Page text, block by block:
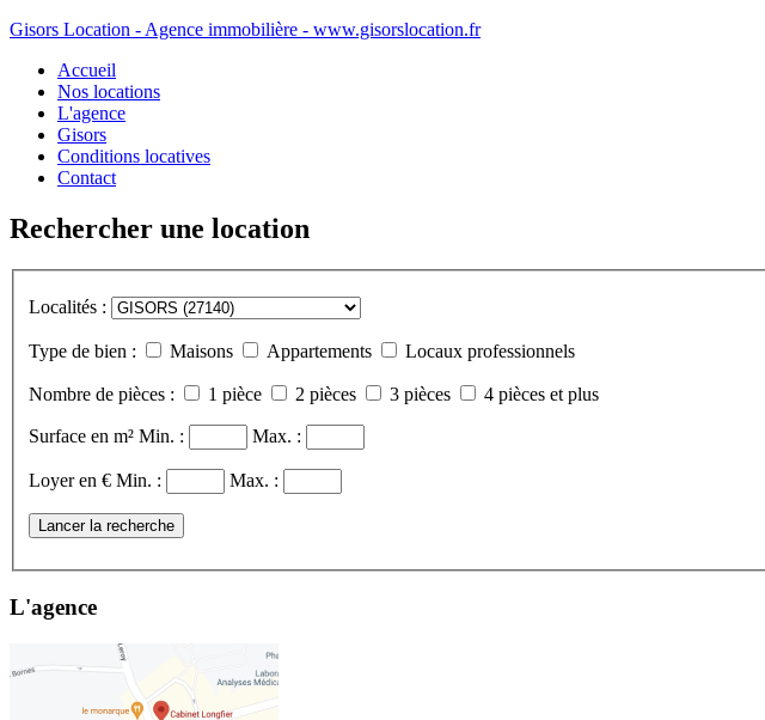
Gisors Location - Agence immobilière - www.gisorslocation.fr
Accueil
Nos locations
L'agence
Gisors
Conditions locatives
Contact
Rechercher une location
Localités :
Type de bien : Maisons Appartements Locaux professionnels
Nombre de pièces : 1 pièce 2 pièces 3 pièces 4 pièces et plus
Surface en m² Min. : Max. :
Loyer en € Min. : Max. :
Lancer la recherche
L'agence